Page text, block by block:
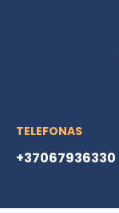
TELEFONAS
+37067936330